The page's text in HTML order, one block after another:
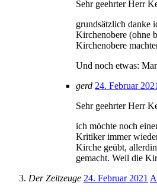
Sehr geehrter Herr
grundsätzlich danke
Kirchenobere (ohne
Kirchenobere
Und noch etwas:
gerd 24. Februar 2021
Sehr geehrter Herr
ich möchte noch
Kritiker immer
Kirche geübt,
gemacht. Weil die
Der Zeitzeuge 24. Februar 2021